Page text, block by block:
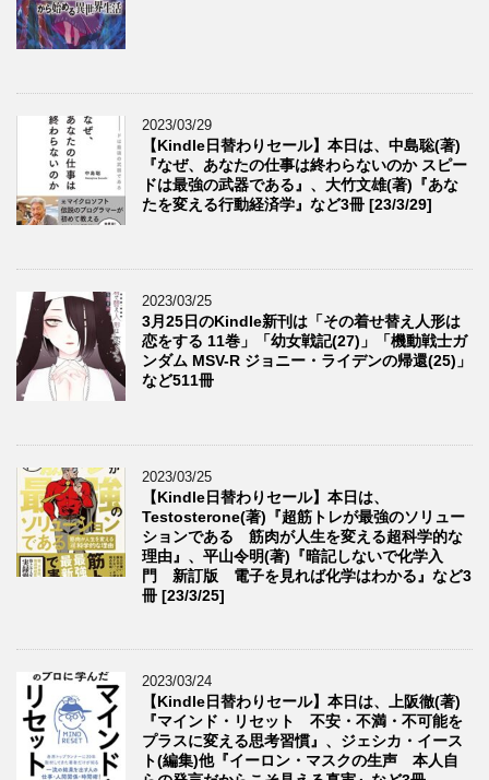
2023/03/29
【Kindle日替わりセール】本日は、中島聡(著)
『なぜ、あなたの仕事は終わらないのか スピー
ドは最強の武器である』、大竹文雄(著)『あな
たを変える行動経済学』など3冊 [23/3/29]
2023/03/25
3月25日のKindle新刊は「その着せ替え人形は
恋をする 11巻」「幼女戦記(27)」「機動戦士ガ
ンダム MSV-R ジョニー・ライデンの帰還(25)」
など511冊
2023/03/25
【Kindle日替わりセール】本日は、
Testosterone(著)『超筋トレが最強のソリュー
ションである 筋肉が人生を変える超科学的な
理由』、平山令明(著)『暗記しないで化学入
門 新訂版 電子を見れば化学はわかる』など3
冊 [23/3/25]
2023/03/24
【Kindle日替わりセール】本日は、上阪徹(著)
『マインド・リセット 不安・不満・不可能を
プラスに変える思考習慣』、ジェシカ・イース
ト(編集)他『イーロン・マスクの生声 本人自